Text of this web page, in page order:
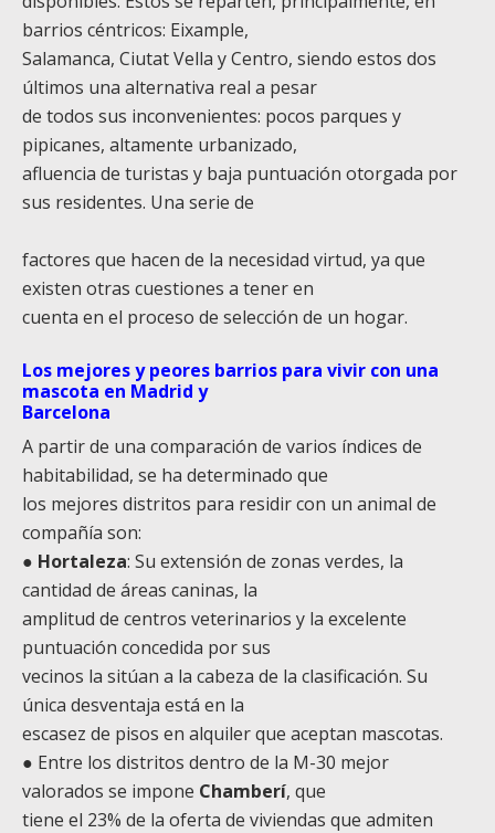
barrios céntricos: Eixample,
Salamanca, Ciutat Vella y Centro, siendo estos dos
últimos una alternativa real a pesar
de todos sus inconvenientes: pocos parques y
pipicanes, altamente urbanizado,
afluencia de turistas y baja puntuación otorgada por
sus residentes. Una serie de
factores que hacen de la necesidad virtud, ya que
existen otras cuestiones a tener en
cuenta en el proceso de selección de un hogar.
Los mejores y peores barrios para vivir con una
mascota en Madrid y
Barcelona
A partir de una comparación de varios índices de
habitabilidad, se ha determinado que
los mejores distritos para residir con un animal de
compañía son:
● Hortaleza: Su extensión de zonas verdes, la
cantidad de áreas caninas, la
amplitud de centros veterinarios y la excelente
puntuación concedida por sus
vecinos la sitúan a la cabeza de la clasificación. Su
única desventaja está en la
escasez de pisos en alquiler que aceptan mascotas.
● Entre los distritos dentro de la M-30 mejor
valorados se impone Chamberí, que
tiene el 23% de la oferta de viviendas que admiten